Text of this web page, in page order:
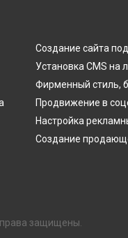
Создание сайта
Установка CMS на
Фирменный стиль,
Продвижение в
Настройка
Создание
защищены.